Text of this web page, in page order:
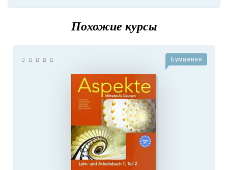
Похожие курсы
Бумажная